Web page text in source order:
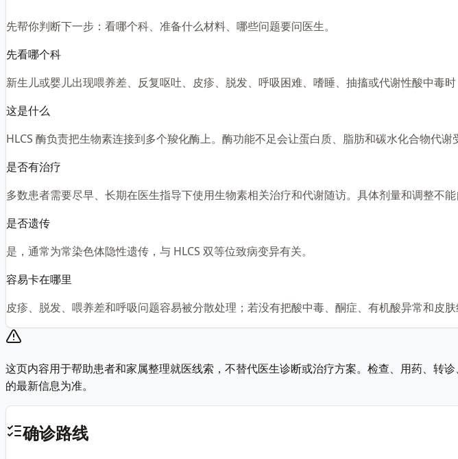
先帮你判断下一步：看哪个科、准备什么材料、哪些问题要问医生。
先看哪个科
新生儿或婴儿出现喂养差、反复呕吐、皮疹、脱发、呼吸困难、嗜睡、抽搐或代谢性酸中毒
这是什么
HLCS 酶负责把生物素连接到多个羧化酶上。酶功能不足会让蛋白质、脂肪和碳水化合物代谢
是否有治疗
多数患者需要尽早、长期在医生指导下使用生物素相关治疗和代谢随访。具体剂量和调整不能
是否遗传
是，通常为常染色体隐性遗传，与 HLCS 双等位致病变异有关。
容易卡在哪里
皮疹、脱发、喂养差和呼吸问题容易被分散处理；若没有把酸中毒、酮症、有机酸异常和皮肤
这页内容用于帮助患者和家属整理就医线索，不替代医生诊断或治疗方案。检查、用药、转
的最新信息为准。
确诊路线